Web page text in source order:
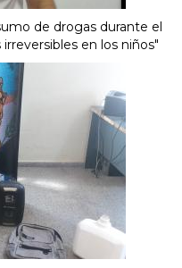
de drogas durante el
en los niños"